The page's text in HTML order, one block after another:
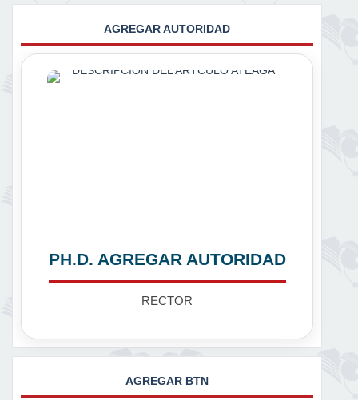
AGREGAR AUTORIDAD
PH.D. AGREGAR AUTORIDAD
RECTOR
AGREGAR BTN